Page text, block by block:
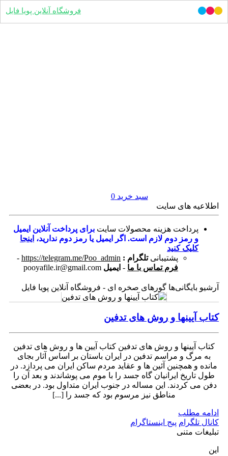
سبد خرید0
فروشگاه آنلاین پویا فایل
اطلاعیه های سایت
پرداخت هزینه محصولات سایت برای پرداخت آنلاین ایمیل
و رمز دوم لازم است. اگر ایمیل یا رمز دوم ندارید، اینجا
کلیک کنید
پشتیبانی تلگرام : https://telegram.me/Poo_admin
-
فرم تماس با ما - ایمیل pooyafile.ir@gmail.com
آرشیو بایگانی‌ها گورهای صخره ای - فروشگاه آنلاین پویا فایل
کتاب آیینها و روش های تدفین
کتاب آیینها و روش های تدفین کتاب آیین ها و روش های تدفین
به مرگ و مراسم تدفین در ایران باستان بر اساس آثار بجای
مانده و همچنین آئین ها و عقاید مردم ساکن ایران می پردازد. در
طول تاریخ ایرانیان گاه جسد را با موم می پوشاندند و بعد آن را
دفن می کردند. این مساله در جنوب ایران متداول بود. در بعضی
مناطق نیز مرسوم بود که جسد را [...]
ادامه مطلب
کانال تلگرام پیج اینستاگرام
تبلیغات متنی
این